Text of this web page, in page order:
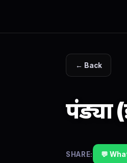
← Back
पंड्या
SHARE: 💬